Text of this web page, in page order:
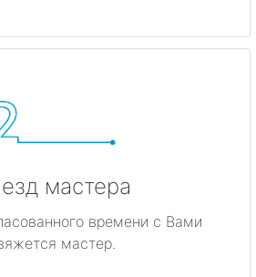
мастера
времени с Вами
мастер.